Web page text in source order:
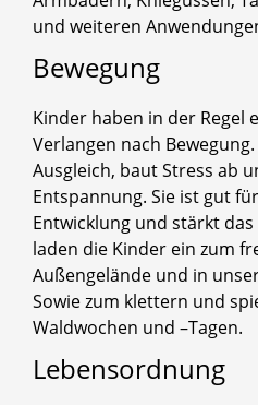
und weiteren
Bewegung
Kinder haben in der Regel
Verlangen nach
Ausgleich, baut Stress ab
Entspannung. Sie ist gut
Entwicklung und stärkt
laden die Kinder ein zum
Außengelände und in
Sowie zum klettern und
Waldwochen und –Tagen.
Lebensordnung